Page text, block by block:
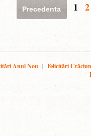
Precedenta 1 2
Anul Nou | Felicitări